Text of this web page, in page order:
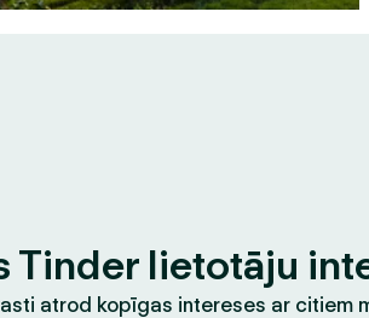
Tinder lietotāju
atrod kopīgas intereses ar citiem